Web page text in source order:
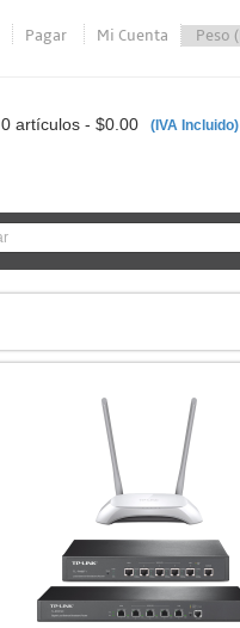
Pagar Mi Cuenta
0 artículos - $0.00 (IVA Incluido)